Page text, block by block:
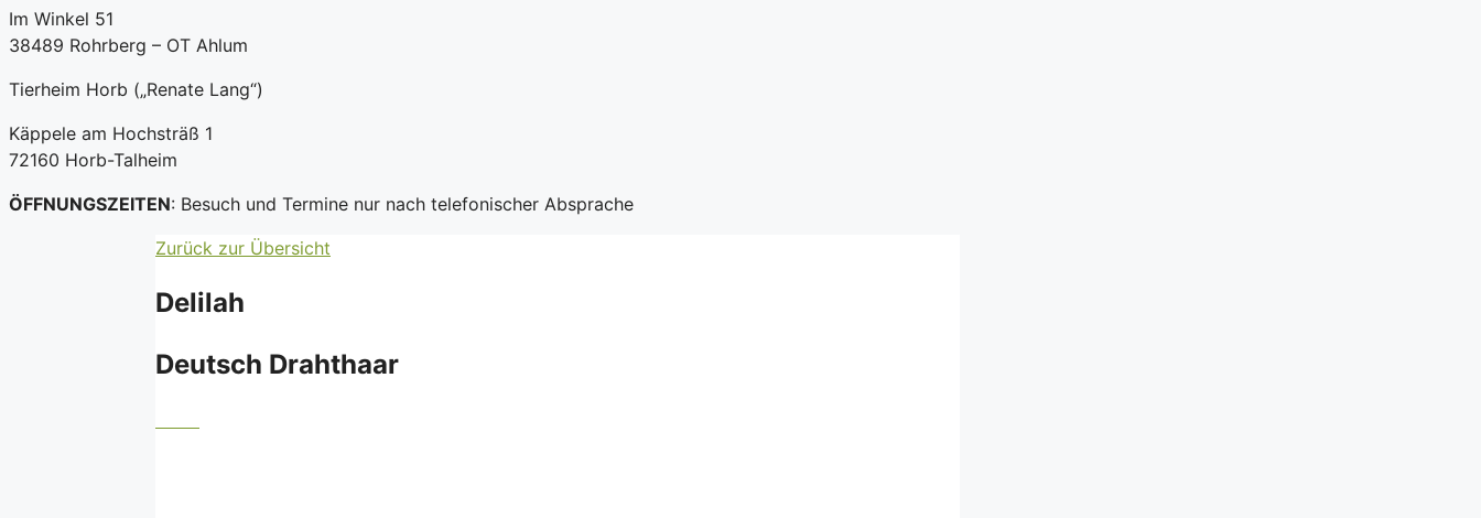
Im Winkel 51
38489 Rohrberg – OT Ahlum
Tierheim Horb („Renate Lang“)
Käppele am Hochsträß 1
72160 Horb-Talheim
ÖFFNUNGSZEITEN: Besuch und Termine nur nach telefonischer Absprache
Zurück zur Übersicht
Delilah
Deutsch Drahthaar